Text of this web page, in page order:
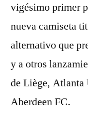
vigésimo primer
nueva camiseta
alternativo que
y a otros
de Liège, Atlanta
Aberdeen FC.